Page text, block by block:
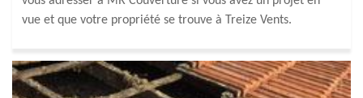
vue et que votre propriété se trouve à Treize Vents.